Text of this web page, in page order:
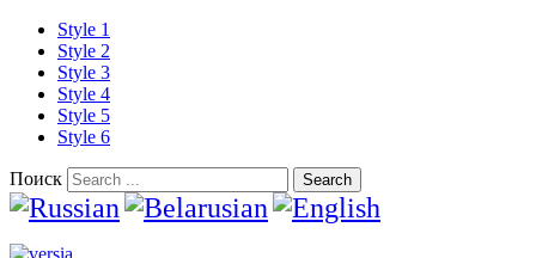
Style 1
Style 2
Style 3
Style 4
Style 5
Style 6
Поиск Search